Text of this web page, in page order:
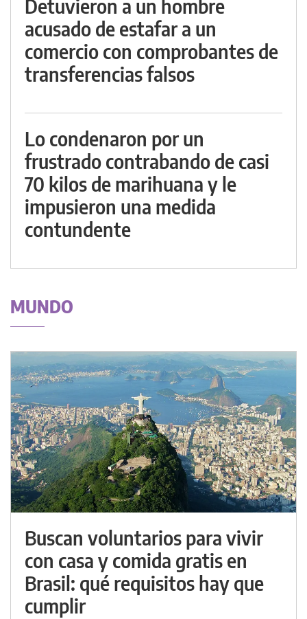
Detuvieron a un hombre
acusado de estafar a un
comercio con comprobantes de
transferencias falsos
Lo condenaron por un
frustrado contrabando de casi
70 kilos de marihuana y le
impusieron una medida
contundente
MUNDO
Buscan voluntarios para vivir
con casa y comida gratis en
Brasil: qué requisitos hay que
cumplir